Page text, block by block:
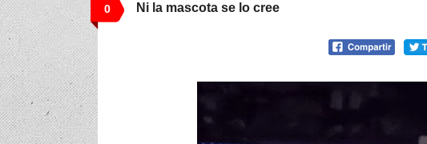
0 Ni la mascota se lo cree